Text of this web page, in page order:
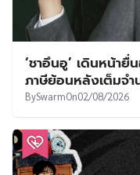
‘ชาอึนอู’ เดินหน้า
ภาษีย้อนหลังเต็มจำ
BySwarmOn02/08/2026